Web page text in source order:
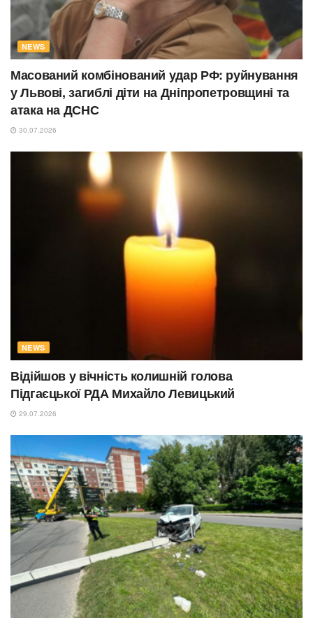
NEWS
Масований комбінований удар РФ: руйнування
у Львові, загиблі діти на Дніпропетровщині та
атака на ДСНС
30.07.2026
NEWS
Відійшов у вічність колишній голова
Підгаєцької РДА Михайло Левицький
29.07.2026